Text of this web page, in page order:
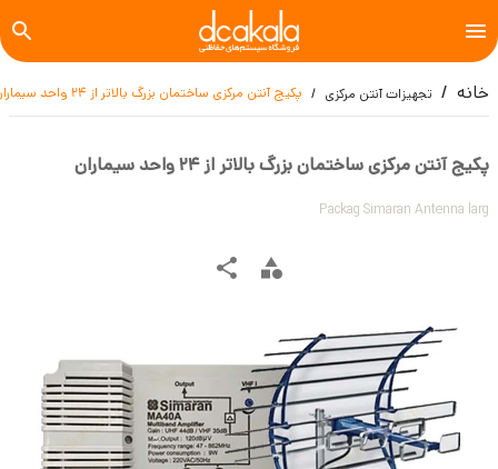
خانه تجهیزات آنتن مرکزی پکیج آنتن مرکزی ساختمان بزرگ بالاتر از 24 واحد سیماران
پکیج آنتن مرکزی ساختمان بزرگ بالاتر از 24 واحد سیماران
Packag Simaran Antenna larg